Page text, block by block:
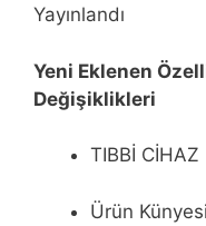
Yayınlandı
Yeni Eklenen
Değişiklikleri
TIBBİ CİHAZ
Ürün